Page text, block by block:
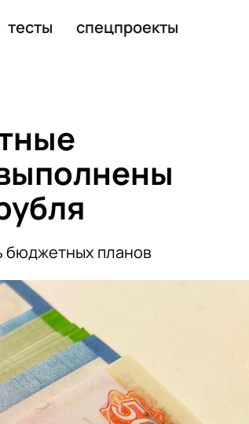
тесты спецпроекты
бюджетных планов